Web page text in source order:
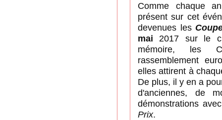
Comme chaque
présent sur cet
devenues les
mai 2017 sur le
mémoire, les
rassemblement
elles attirent à
De plus, il y en a
d'anciennes, de
démonstrations
Prix.